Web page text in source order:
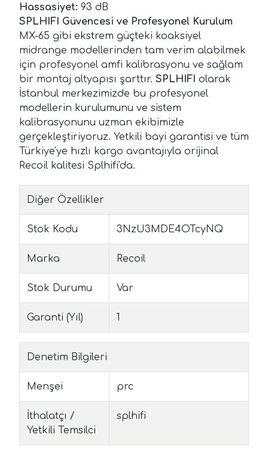
Hassasiyet: 93 dB
SPLHIFI Güvencesi ve Profesyonel Kurulum
MX-65 gibi ekstrem güçteki koaksiyel
midrange modellerinden tam verim alabilmek
için profesyonel amfi kalibrasyonu ve sağlam
bir montaj altyapısı şarttır. SPLHIFI olarak
İstanbul merkezimizde bu profesyonel
modellerin kurulumunu ve sistem
kalibrasyonunu uzman ekibimizle
gerçekleştiriyoruz. Yetkili bayi garantisi ve tüm
Türkiye'ye hızlı kargo avantajıyla orijinal
Recoil kalitesi Splhifi'da.
Diğer Özellikler
Stok Kodu 3NzU3MDE4OTcyNQ
Marka Recoil
Stok Durumu Var
Garanti (Yıl) 1
Denetim Bilgileri
Menşei prc
İthalatçı /
Yetkili Temsilci
splhifi